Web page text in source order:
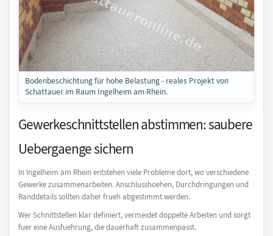
Bodenbeschichtung für hohe Belastung - reales Projekt von
Schattauer im Raum Ingelheim am Rhein.
Gewerkeschnittstellen abstimmen: saubere
Uebergaenge sichern
In Ingelheim am Rhein entstehen viele Probleme dort, wo verschiedene
Gewerke zusammenarbeiten. Anschlusshoehen, Durchdringungen und
Randdetails sollten daher frueh abgestimmt werden.
Wer Schnittstellen klar definiert, vermeidet doppelte Arbeiten und sorgt
fuer eine Ausfuehrung, die dauerhaft zusammenpasst.